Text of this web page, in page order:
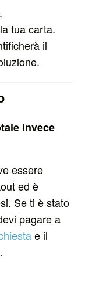
tua carta.
il
invece
essere
ed è
Se ti è stato
pagare a
e il